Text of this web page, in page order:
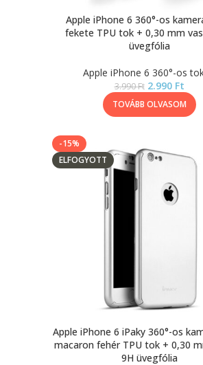
Apple iPhone 6 360°-os
fekete TPU tok + 0,30 mm
üvegfólia
Apple iPhone 6 360°-os
3.990Ft 2.990 Ft
TOVÁBB OLVASOM
-15%
ELFOGYOTT
Apple iPhone 6 iPaky 360°-os
macaron fehér TPU tok + 0,30
9H üvegfólia